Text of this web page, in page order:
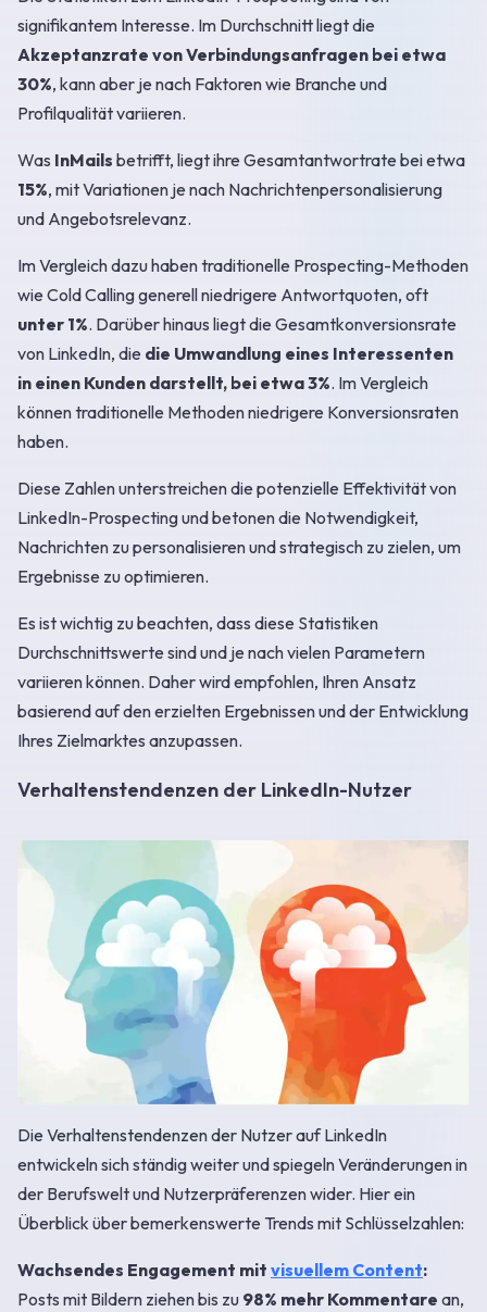
signifikantem Interesse. Im Durchschnitt liegt die
Akzeptanzrate von Verbindungsanfragen bei etwa
30%, kann aber je nach Faktoren wie Branche und
Profilqualität variieren.
Was InMails betrifft, liegt ihre Gesamtantwortrate bei etwa
15%, mit Variationen je nach Nachrichtenpersonalisierung
und Angebotsrelevanz.
Im Vergleich dazu haben traditionelle Prospecting-Methoden
wie Cold Calling generell niedrigere Antwortquoten, oft
unter 1%. Darüber hinaus liegt die Gesamtkonversionsrate
von LinkedIn, die die Umwandlung eines Interessenten
in einen Kunden darstellt, bei etwa 3%. Im Vergleich
können traditionelle Methoden niedrigere Konversionsraten
haben.
Diese Zahlen unterstreichen die potenzielle Effektivität von
LinkedIn-Prospecting und betonen die Notwendigkeit,
Nachrichten zu personalisieren und strategisch zu zielen, um
Ergebnisse zu optimieren.
Es ist wichtig zu beachten, dass diese Statistiken
Durchschnittswerte sind und je nach vielen Parametern
variieren können. Daher wird empfohlen, Ihren Ansatz
basierend auf den erzielten Ergebnissen und der Entwicklung
Ihres Zielmarktes anzupassen.
Verhaltenstendenzen der LinkedIn-Nutzer
Die Verhaltenstendenzen der Nutzer auf LinkedIn
entwickeln sich ständig weiter und spiegeln Veränderungen in
der Berufswelt und Nutzerpräferenzen wider. Hier ein
Überblick über bemerkenswerte Trends mit Schlüsselzahlen:
Wachsendes Engagement mit visuellem Content:
Posts mit Bildern ziehen bis zu 98% mehr Kommentare an,